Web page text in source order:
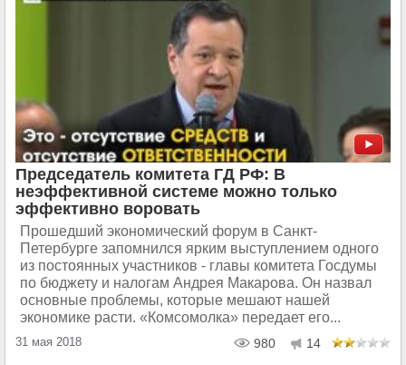
Председатель комитета ГД РФ: В
неэффективной системе можно только
эффективно воровать
Прошедший экономический форум в Санкт-
Петербурге запомнился ярким выступлением одного
из постоянных участников - главы комитета Госдумы
по бюджету и налогам Андрея Макарова. Он назвал
основные проблемы, которые мешают нашей
экономике расти. «Комсомолка» передает его...
31 мая 2018 980 14